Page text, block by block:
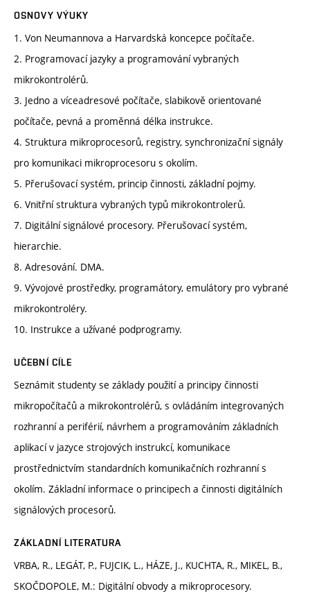
OSNOVY VÝUKY
1. Von Neumannova a Harvardská koncepce počítače.
2. Programovací jazyky a programování vybraných
mikrokontrolérů.
3. Jedno a víceadresové počítače, slabikově orientované
počítače, pevná a proměnná délka instrukce.
4. Struktura mikroprocesorů, registry, synchronizační signály
pro komunikaci mikroprocesoru s okolím.
5. Přerušovací systém, princip činnosti, základní pojmy.
6. Vnitřní struktura vybraných typů mikrokontrolerů.
7. Digitální signálové procesory. Přerušovací systém,
hierarchie.
8. Adresování. DMA.
9. Vývojové prostředky, programátory, emulátory pro vybrané
mikrokontroléry.
10. Instrukce a užívané podprogramy.
UČEBNÍ CÍLE
Seznámit studenty se základy použití a principy činnosti
mikropočítačů a mikrokontrolérů, s ovládáním integrovaných
rozhranní a periférií, návrhem a programováním základních
aplikací v jazyce strojových instrukcí, komunikace
prostřednictvím standardních komunikačních rozhranní s
okolím. Základní informace o principech a činnosti digitálních
signálových procesorů.
ZÁKLADNÍ LITERATURA
VRBA, R., LEGÁT, P., FUJCIK, L., HÁZE, J., KUCHTA, R., MIKEL, B.,
SKOČDOPOLE, M.: Digitální obvody a mikroprocesory.